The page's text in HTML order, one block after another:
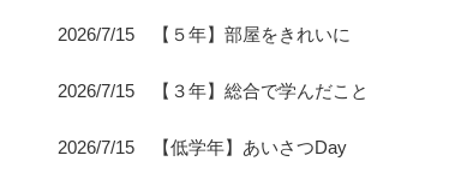
2026/7/15 【５年】部屋をきれいに
2026/7/15 【３年】総合で学んだこと
2026/7/15 【低学年】あいさつDay